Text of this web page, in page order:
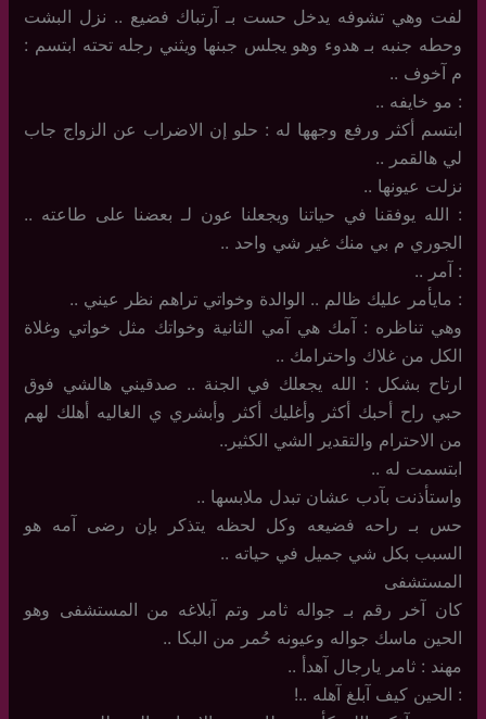
لفت وهي تشوفه يدخل حست بـ آرتباك فضيع .. نزل البشت
وحطه جنبه بـ هدوء وهو يجلس جبنها ويثني رجله تحته ابتسم :
م آخوف ..
: مو خايفه ..
ابتسم أكثر ورفع وجهها له : حلو إن الاضراب عن الزواج جاب
لي هالقمر ..
نزلت عيونها ..
: الله يوفقنا في حياتنا ويجعلنا عون لـ بعضنا على طاعته ..
الجوري م بي منك غير شي واحد ..
: آمر ..
: مايأمر عليك ظالم .. الوالدة وخواتي تراهم نظر عيني ..
وهي تناظره : آمك هي آمي الثانية وخواتك مثل خواتي وغلاة
الكل من غلاك واحترامك ..
ارتاح بشكل : الله يجعلك في الجنة .. صدقيني هالشي فوق
حبي راح أحبك أكثر وأغليك أكثر وأبشري ي الغاليه أهلك لهم
من الاحترام والتقدير الشي الكثير..
ابتسمت له ..
واستأذنت بآدب عشان تبدل ملابسها ..
حس بـ راحه فضيعه وكل لحظه يتذكر بإن رضى آمه هو
السبب بكل شي جميل في حياته ..
المستشفى
كان آخر رقم بـ جواله ثامر وتم آبلاغه من المستشفى وهو
الحين ماسك جواله وعيونه حُمر من البكا ..
مهند : ثامر يارجال آهدأ ..
: الحين كيف آبلغ آهله ..!